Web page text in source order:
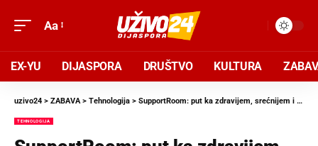
Aa
EX-YU DIJASPORA DRUŠTVO KULTURA
uzivo24 > ZABAVA> Tehnologija > SupportRoom: put ka zdravijem, srećnijem i produktivnijem radnom mestu
TEHNOLOGIJA